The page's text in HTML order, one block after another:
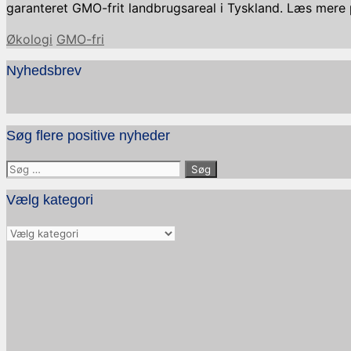
garanteret GMO-frit landbrugsareal i Tyskland. Læs mere
Kategorier
Økologi Tags
GMO-fri
Nyhedsbrev
Søg flere positive nyheder
Søg
efter:
Vælg kategori
Vælg